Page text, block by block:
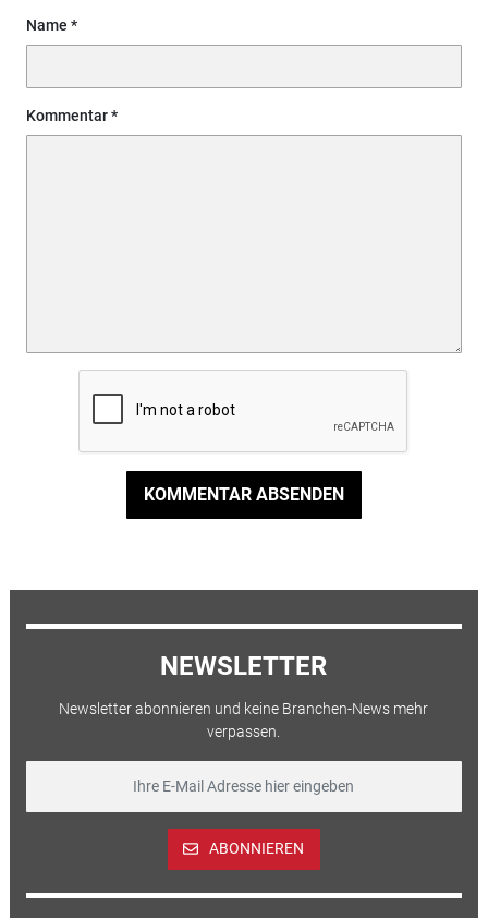
Name
Kommentar
KOMMENTAR ABSENDEN
NEWSLETTER
Newsletter abonnieren und keine Branchen-News mehr
verpassen.
ABONNIEREN